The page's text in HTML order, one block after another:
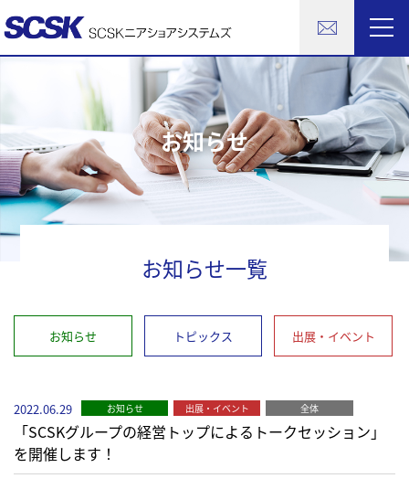
お知らせ
お知らせ一覧
お知らせ トピックス 出展・イベント
2022.06.29 お知らせ 出展・イベント 全体
「SCSKグループの経営トップによるトークセッション」
を開催します！